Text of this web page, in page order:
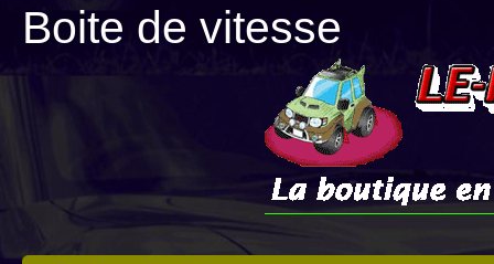
Boite de vitesse